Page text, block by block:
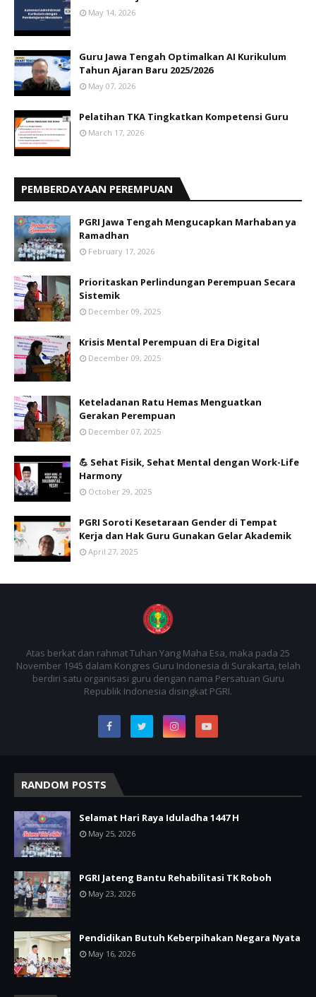
May 14, 2026
Guru Jawa Tengah Optimalkan AI Kurikulum
Tahun Ajaran Baru 2025/2026
May 07, 2026
Pelatihan TKA Tingkatkan Kompetensi Guru
March 17, 2026
PEMBERDAYAAN PEREMPUAN
PGRI Jawa Tengah Mengucapkan Marhaban ya
Ramadhan
February 17, 2026
Prioritaskan Perlindungan Perempuan Secara
Sistemik
December 09, 2025
Krisis Mental Perempuan di Era Digital
December 09, 2025
Keteladanan Ratu Hemas Menguatkan
Gerakan Perempuan
December 07, 2025
💪 Sehat Fisik, Sehat Mental dengan Work-Life
Harmony
October 29, 2025
PGRI Soroti Kesetaraan Gender di Tempat
Kerja dan Hak Guru Gunakan Gelar Akademik
April 27, 2025
Atas berkat dan rahmat Tuhan Yang Maha Esa, maka pada 25
November 1945 dalam Kongres Guru Indonesia di Surakarta, telah
berdiri satu organisasi guru dengan nama Persatuan Guru
Republik Indonesia disingkat PGRI.
RANDOM POSTS
Selamat Hari Raya Iduladha 1447 H
May 25, 2026
PGRI Jateng Bantu Rehabilitasi TK Roboh
May 23, 2026
Pendidikan Butuh Keberpihakan Negara Nyata
May 16, 2026